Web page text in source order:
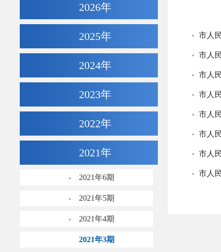
2026年
2025年
2024年
2023年
2022年
2021年
2021年6期
2021年5期
2021年4期
2021年3期
市人
市人
市人
市人
市人